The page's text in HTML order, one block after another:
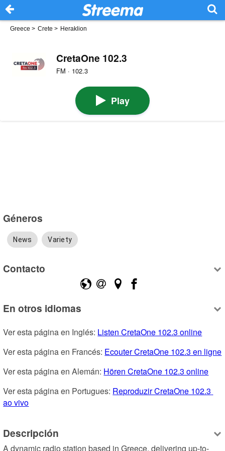
Greece > Crete > Heraklion
CretaOne 102.3
FM · 102.3
Play
Géneros
News Variety
Contacto
En otros idiomas
Ver esta página en Inglés: Listen CretaOne 102.3 online
Ver esta página en Francés: Ecouter CretaOne 102.3 en ligne
Ver esta página en Alemán: Hören CretaOne 102.3 online
Ver esta página en Portugues: Reproduzir CretaOne 102.3
ao vivo
Descripción
A dynamic radio station based in Greece, delivering up-to-